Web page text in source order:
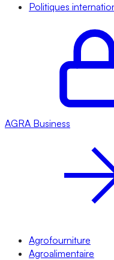
Politiques
AGRA Business
Agrofourniture
Agroalimentaire